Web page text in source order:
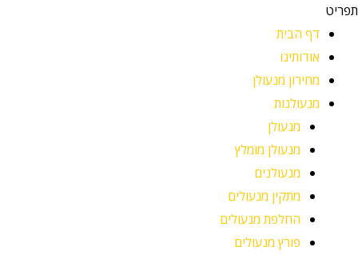
תפריט
דף הבית
אודותינו
מחירון מנעולן
מנעולנות
מנעולן
מנעולן מומלץ
מנעולנים
מתקין מנעולים
החלפת מנעולים
פורץ מנעולים